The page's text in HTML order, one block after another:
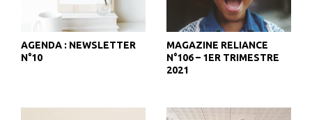
AGENDA : NEWSLETTER
N°10
MAGAZINE RELIANCE
N°106 – 1ER TRIMESTRE
2021